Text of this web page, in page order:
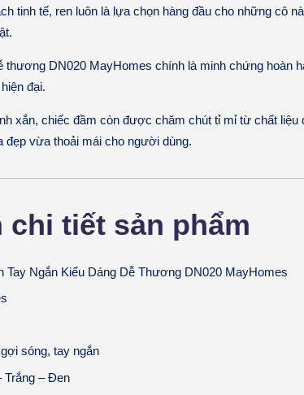
tinh tế, ren luôn là lựa chọn hàng đầu cho những cô
thương DN020 MayHomes chính là minh chứng hoàn
đại.
xắn, chiếc đầm còn được chăm chút tỉ mỉ từ chất liệu
đẹp vừa thoải mái cho người dùng.
chi tiết sản phẩm
Tay Ngắn Kiểu Dáng Dễ Thương DN020 MayHomes
sóng, tay ngắn
Trắng – Đen